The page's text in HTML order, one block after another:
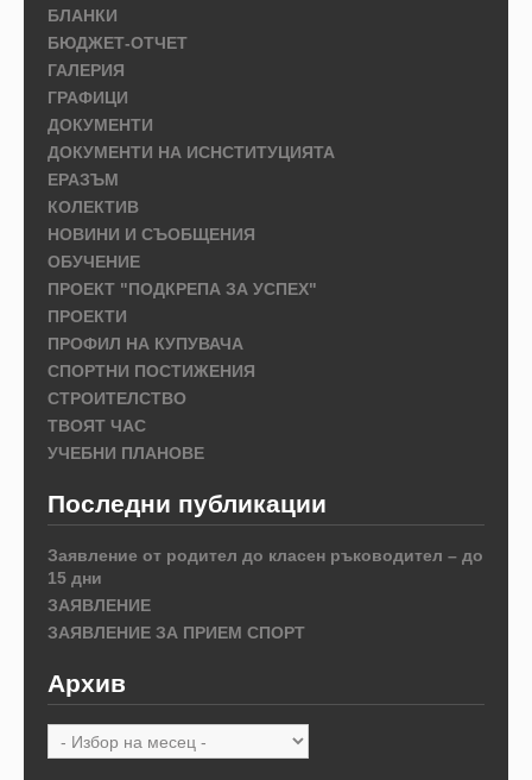
БЛАНКИ
БЮДЖЕТ-ОТЧЕТ
ГАЛЕРИЯ
ГРАФИЦИ
ДОКУМЕНТИ
ДОКУМЕНТИ НА ИСНСТИТУЦИЯТА
ЕРАЗЪМ
КОЛЕКТИВ
НОВИНИ И СЪОБЩЕНИЯ
ОБУЧЕНИЕ
ПРОЕКТ "ПОДКРЕПА ЗА УСПЕХ"
ПРОЕКТИ
ПРОФИЛ НА КУПУВАЧА
СПОРТНИ ПОСТИЖЕНИЯ
СТРОИТЕЛСТВО
ТВОЯТ ЧАС
УЧЕБНИ ПЛАНОВЕ
Последни публикации
Заявление от родител до класен ръководител – до
15 дни
ЗАЯВЛЕНИЕ
ЗАЯВЛЕНИЕ ЗА ПРИЕМ СПОРТ
Архив
Архив